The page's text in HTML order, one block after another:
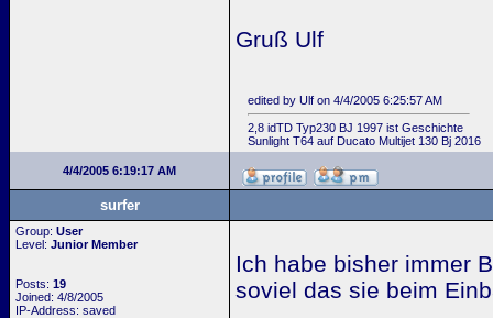
Gruß Ulf
edited by Ulf on 4/4/2005 6:25:57 AM
2,8 idTD Typ230 BJ 1997 ist Geschichte
Sunlight T64 auf Ducato Multijet 130 Bj 2016
4/4/2005 6:19:17 AM
surfer
Group: User
Level: Junior Member
Posts: 19
Joined: 4/8/2005
IP-Address: saved
Ich habe bisher immer
soviel das sie beim